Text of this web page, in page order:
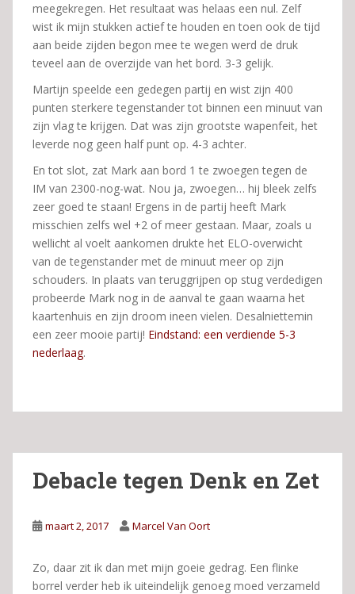
meegekregen. Het resultaat was helaas een nul. Zelf
wist ik mijn stukken actief te houden en toen ook de tijd
aan beide zijden begon mee te wegen werd de druk
teveel aan de overzijde van het bord. 3-3 gelijk.
Martijn speelde een gedegen partij en wist zijn 400
punten sterkere tegenstander tot binnen een minuut van
zijn vlag te krijgen. Dat was zijn grootste wapenfeit, het
leverde nog geen half punt op. 4-3 achter.
En tot slot, zat Mark aan bord 1 te zwoegen tegen de
IM van 2300-nog-wat. Nou ja, zwoegen… hij bleek zelfs
zeer goed te staan! Ergens in de partij heeft Mark
misschien zelfs wel +2 of meer gestaan. Maar, zoals u
wellicht al voelt aankomen drukte het ELO-overwicht
van de tegenstander met de minuut meer op zijn
schouders. In plaats van teruggrijpen op stug verdedigen
probeerde Mark nog in de aanval te gaan waarna het
kaartenhuis en zijn droom ineen vielen. Desalniettemin
een zeer mooie partij! Eindstand: een verdiende 5-3
nederlaag.
Debacle tegen Denk en Zet
maart 2, 2017 Marcel Van Oort
Zo, daar zit ik dan met mijn goeie gedrag. Een flinke
borrel verder heb ik uiteindelijk genoeg moed verzameld